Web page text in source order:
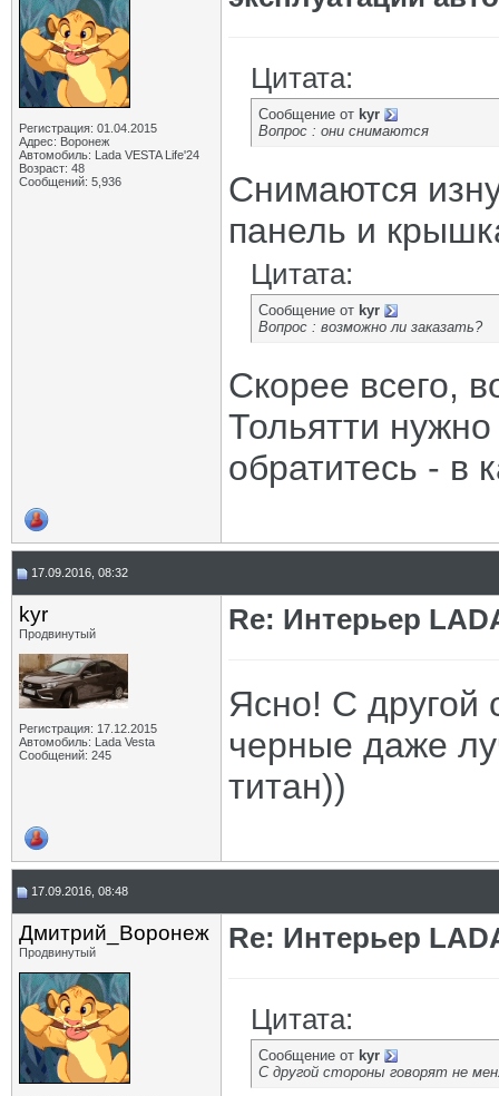
Регистрация: 01.04.2015
Адрес: Воронеж
Автомобиль: Lada VESTA Life'24
Возраст: 48
Сообщений: 5,936
Цитата:
Сообщение от kyr
Вопрос : они снимаются
Снимаются
панель и
Цитата:
Сообщение от kyr
Вопрос : возможно ли заказать?
Скорее всего,
Тольятти
обратитесь - в
17.09.2016, 08:32
kyr
Продвинутый
Регистрация: 17.12.2015
Автомобиль: Lada Vesta
Сообщений: 245
Re: Интерьер
Ясно! С другой
черные даже
титан))
17.09.2016, 08:48
Дмитрий_Воронеж
Продвинутый Re: Интерьер
Цитата:
Сообщение от kyr
С другой стороны говорят не